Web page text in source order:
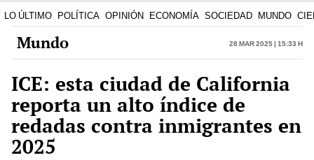
LO ÚLTIMO POLÍTICA OPINIÓN ECONOMÍA SOCIEDAD MUNDO
Mundo 28 Mar 2025 | 15:33 h
ICE: esta ciudad de California
reporta un alto índice de
redadas contra inmigrantes en
2025